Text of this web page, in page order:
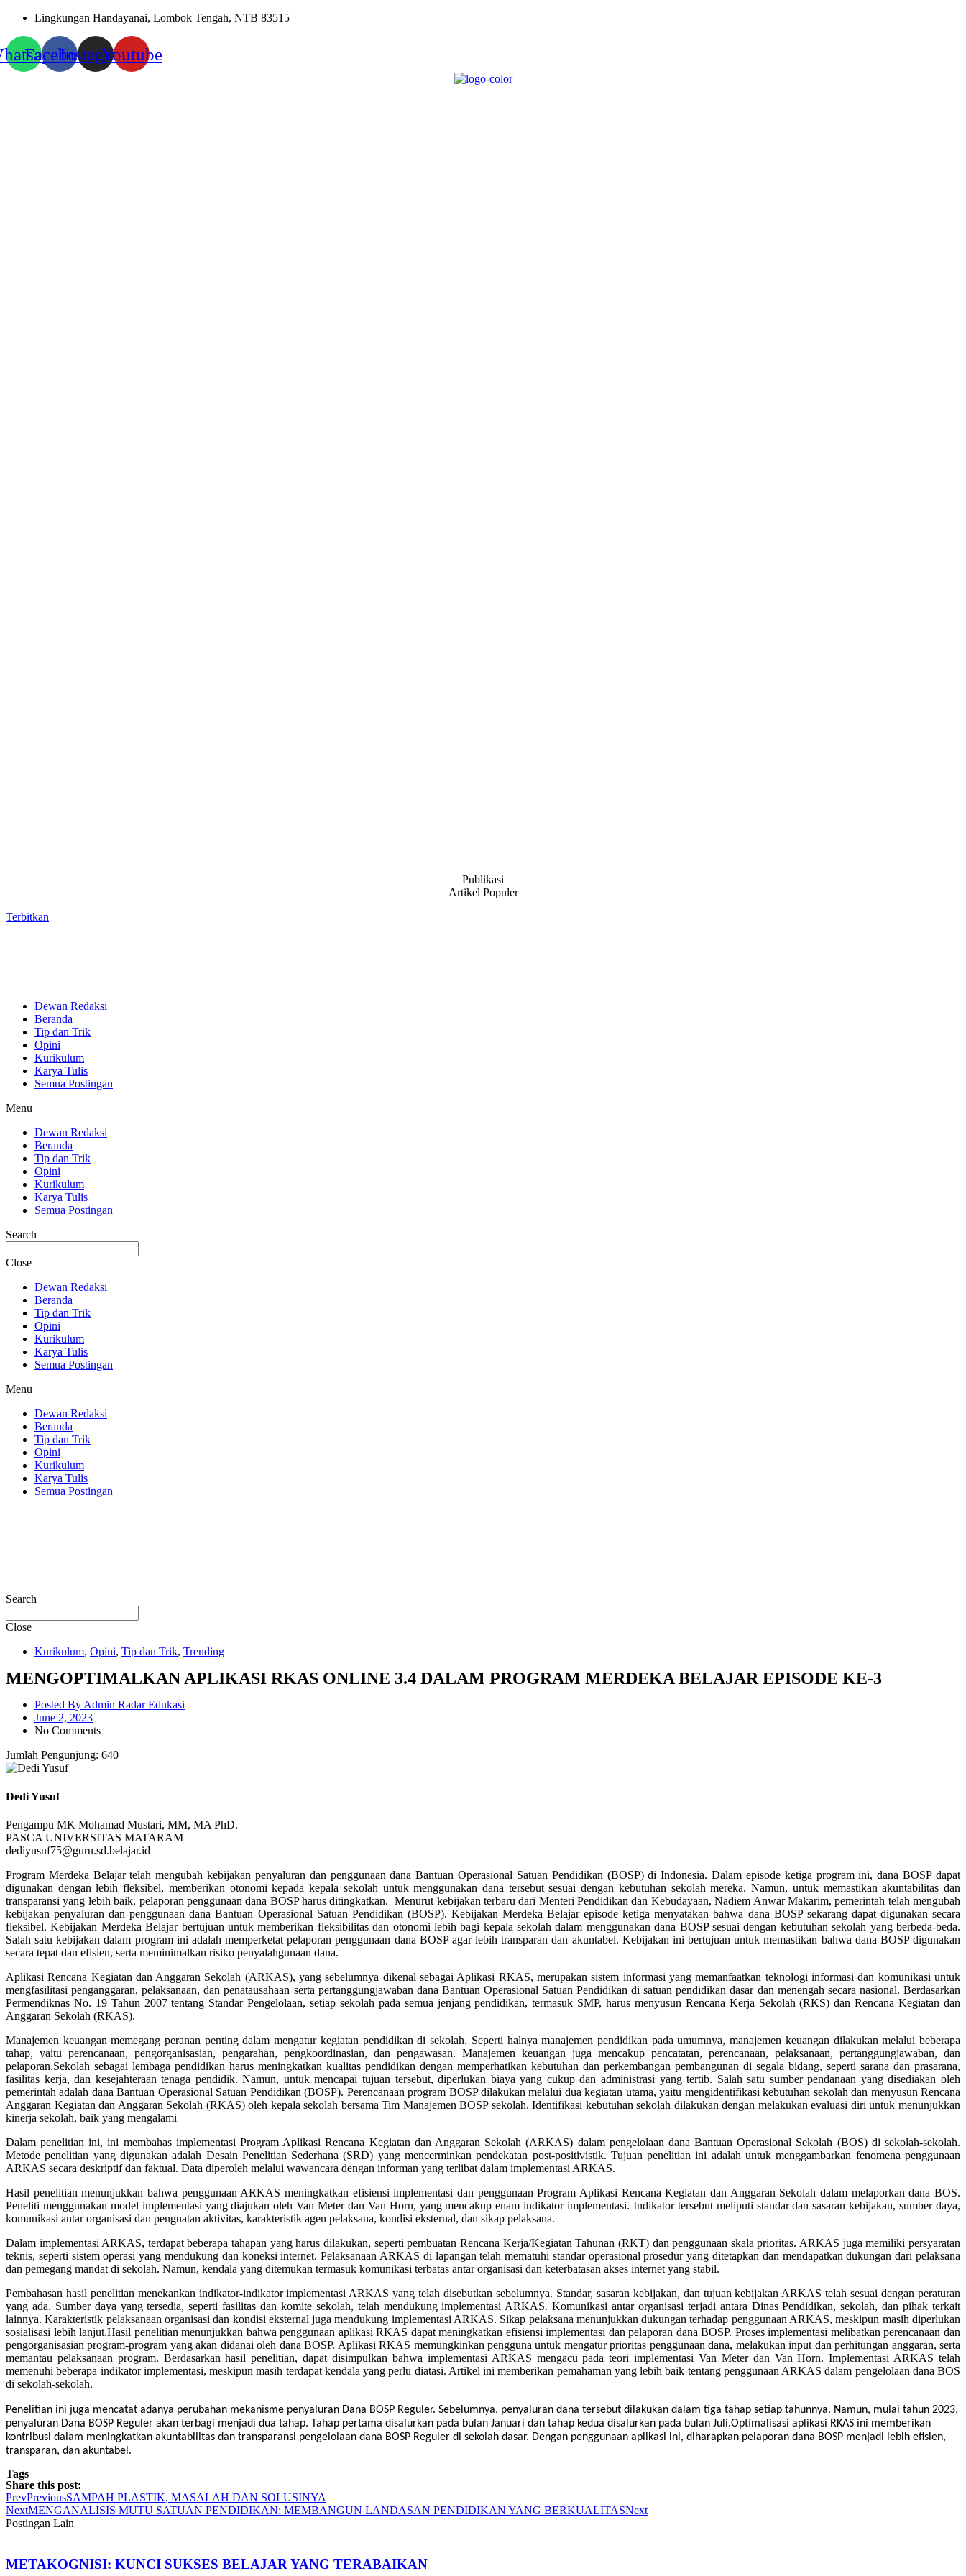
Skip
content
Lingkungan Handayanai, Lombok Tengah, NTB 83515
FacebookInstagramYoutube
Publikasi
Artikel Populer
Terbitkan
Dewan Redaksi
Beranda
Tip dan Trik
Opini
Kurikulum
Karya Tulis
Semua Postingan
Menu
Dewan Redaksi
Beranda
Tip dan Trik
Opini
Kurikulum
Karya Tulis
Semua Postingan
Search
Close
Dewan Redaksi
Beranda
Tip dan Trik
Opini
Kurikulum
Karya Tulis
Semua Postingan
Menu
Dewan Redaksi
Beranda
Tip dan Trik
Opini
Kurikulum
Karya Tulis
Semua Postingan
Search
Close
Kurikulum, Opini, Tip dan Trik, Trending
MENGOPTIMALKAN APLIKASI RKAS ONLINE 3.4 DALAM PROGRAM MERDEKA BELAJAR EPISODE KE-3
Posted By Admin Radar Edukasi
June 2, 2023
No Comments
Jumlah Pengunjung: 640
Dedi Yusuf
Pengampu MK Mohamad Mustari, MM, MA PhD.
PASCA UNIVERSITAS MATARAM
dediyusuf75@guru.sd.belajar.id
Program Merdeka Belajar telah mengubah kebijakan penyaluran dan penggunaan dana Bantuan Operasional Satuan Pendidikan (BOSP) di Indonesia. Dalam episode ketiga program ini, dana BOSP dapat
digunakan dengan lebih fleksibel, memberikan otonomi kepada kepala sekolah untuk menggunakan dana tersebut sesuai dengan kebutuhan sekolah mereka. Namun, untuk memastikan akuntabilitas dan
transparansi yang lebih baik, pelaporan penggunaan dana BOSP harus ditingkatkan. Menurut kebijakan terbaru dari Menteri Pendidikan dan Kebudayaan, Nadiem Anwar Makarim, pemerintah telah mengubah
kebijakan penyaluran dan penggunaan dana Bantuan Operasional Satuan Pendidikan (BOSP). Kebijakan Merdeka Belajar episode ketiga menyatakan bahwa dana BOSP sekarang dapat digunakan secara
fleksibel. Kebijakan Merdeka Belajar bertujuan untuk memberikan fleksibilitas dan otonomi lebih bagi kepala sekolah dalam menggunakan dana BOSP sesuai dengan kebutuhan sekolah yang berbeda-beda.
Salah satu kebijakan dalam program ini adalah memperketat pelaporan penggunaan dana BOSP agar lebih transparan dan akuntabel. Kebijakan ini bertujuan untuk memastikan bahwa dana BOSP digunakan
secara tepat dan efisien, serta meminimalkan risiko penyalahgunaan dana.
Aplikasi Rencana Kegiatan dan Anggaran Sekolah (ARKAS), yang sebelumnya dikenal sebagai Aplikasi RKAS, merupakan sistem informasi yang memanfaatkan teknologi informasi dan komunikasi untuk
mengfasilitasi penganggaran, pelaksanaan, dan penatausahaan serta pertanggungjawaban dana Bantuan Operasional Satuan Pendidikan di satuan pendidikan dasar dan menengah secara nasional. Berdasarkan
Permendiknas No. 19 Tahun 2007 tentang Standar Pengelolaan, setiap sekolah pada semua jenjang pendidikan, termasuk SMP, harus menyusun Rencana Kerja Sekolah (RKS) dan Rencana Kegiatan dan
Anggaran Sekolah (RKAS).
Manajemen keuangan memegang peranan penting dalam mengatur kegiatan pendidikan di sekolah. Seperti halnya manajemen pendidikan pada umumnya, manajemen keuangan dilakukan melalui beberapa
tahap, yaitu perencanaan, pengorganisasian, pengarahan, pengkoordinasian, dan pengawasan. Manajemen keuangan juga mencakup pencatatan, perencanaan, pelaksanaan, pertanggungjawaban, dan
pelaporan.Sekolah sebagai lembaga pendidikan harus meningkatkan kualitas pendidikan dengan memperhatikan kebutuhan dan perkembangan pembangunan di segala bidang, seperti sarana dan prasarana,
fasilitas kerja, dan kesejahteraan tenaga pendidik. Namun, untuk mencapai tujuan tersebut, diperlukan biaya yang cukup dan administrasi yang tertib. Salah satu sumber pendanaan yang disediakan oleh
pemerintah adalah dana Bantuan Operasional Satuan Pendidikan (BOSP). Perencanaan program BOSP dilakukan melalui dua kegiatan utama, yaitu mengidentifikasi kebutuhan sekolah dan menyusun Rencana
Anggaran Kegiatan dan Anggaran Sekolah (RKAS) oleh kepala sekolah bersama Tim Manajemen BOSP sekolah. Identifikasi kebutuhan sekolah dilakukan dengan melakukan evaluasi diri untuk menunjukkan
kinerja sekolah, baik yang mengalami
Dalam penelitian ini, ini membahas implementasi Program Aplikasi Rencana Kegiatan dan Anggaran Sekolah (ARKAS) dalam pengelolaan dana Bantuan Operasional Sekolah (BOS) di sekolah-sekolah.
Metode penelitian yang digunakan adalah Desain Penelitian Sederhana (SRD) yang mencerminkan pendekatan post-positivistik. Tujuan penelitian ini adalah untuk menggambarkan fenomena penggunaan
ARKAS secara deskriptif dan faktual. Data diperoleh melalui wawancara dengan informan yang terlibat dalam implementasi ARKAS.
Hasil penelitian menunjukkan bahwa penggunaan ARKAS meningkatkan efisiensi implementasi dan penggunaan Program Aplikasi Rencana Kegiatan dan Anggaran Sekolah dalam melaporkan dana BOS.
Peneliti menggunakan model implementasi yang diajukan oleh Van Meter dan Van Horn, yang mencakup enam indikator implementasi. Indikator tersebut meliputi standar dan sasaran kebijakan, sumber daya,
komunikasi antar organisasi dan penguatan aktivitas, karakteristik agen pelaksana, kondisi eksternal, dan sikap pelaksana.
Dalam implementasi ARKAS, terdapat beberapa tahapan yang harus dilakukan, seperti pembuatan Rencana Kerja/Kegiatan Tahunan (RKT) dan penggunaan skala prioritas. ARKAS juga memiliki persyaratan
teknis, seperti sistem operasi yang mendukung dan koneksi internet. Pelaksanaan ARKAS di lapangan telah mematuhi standar operasional prosedur yang ditetapkan dan mendapatkan dukungan dari pelaksana
dan pemegang mandat di sekolah. Namun, kendala yang ditemukan termasuk komunikasi terbatas antar organisasi dan keterbatasan akses internet yang stabil.
Pembahasan hasil penelitian menekankan indikator-indikator implementasi ARKAS yang telah disebutkan sebelumnya. Standar, sasaran kebijakan, dan tujuan kebijakan ARKAS telah sesuai dengan peraturan
yang ada. Sumber daya yang tersedia, seperti fasilitas dan komite sekolah, telah mendukung implementasi ARKAS. Komunikasi antar organisasi terjadi antara Dinas Pendidikan, sekolah, dan pihak terkait
lainnya. Karakteristik pelaksanaan organisasi dan kondisi eksternal juga mendukung implementasi ARKAS. Sikap pelaksana menunjukkan dukungan terhadap penggunaan ARKAS, meskipun masih diperlukan
sosialisasi lebih lanjut.Hasil penelitian menunjukkan bahwa penggunaan aplikasi RKAS dapat meningkatkan efisiensi implementasi dan pelaporan dana BOSP. Proses implementasi melibatkan perencanaan dan
pengorganisasian program-program yang akan didanai oleh dana BOSP. Aplikasi RKAS memungkinkan pengguna untuk mengatur prioritas penggunaan dana, melakukan input dan perhitungan anggaran, serta
memantau pelaksanaan program. Berdasarkan hasil penelitian, dapat disimpulkan bahwa implementasi ARKAS mengacu pada teori implementasi Van Meter dan Van Horn. Implementasi ARKAS telah
memenuhi beberapa indikator implementasi, meskipun masih terdapat kendala yang perlu diatasi. Artikel ini memberikan pemahaman yang lebih baik tentang penggunaan ARKAS dalam pengelolaan dana BOS
di sekolah-sekolah.
Penelitian ini juga mencatat adanya perubahan mekanisme penyaluran Dana BOSP Reguler. Sebelumnya, penyaluran dana tersebut dilakukan dalam tiga tahap setiap tahunnya. Namun, mulai tahun 2023,
penyaluran Dana BOSP Reguler akan terbagi menjadi dua tahap. Tahap pertama disalurkan pada bulan Januari dan tahap kedua disalurkan pada bulan Juli.Optimalisasi aplikasi RKAS ini memberikan
kontribusi dalam meningkatkan akuntabilitas dan transparansi pengelolaan dana BOSP Reguler di sekolah dasar. Dengan penggunaan aplikasi ini, diharapkan pelaporan dana BOSP menjadi lebih efisien,
transparan, dan akuntabel.
Tags
Share this post:
PrevPreviousSAMPAH PLASTIK, MASALAH DAN SOLUSINYA
NextMENGANALISIS MUTU SATUAN PENDIDIKAN: MEMBANGUN LANDASAN PENDIDIKAN YANG BERKUALITASNext
Postingan Lain
METAKOGNISI: KUNCI SUKSES BELAJAR YANG TERABAIKAN